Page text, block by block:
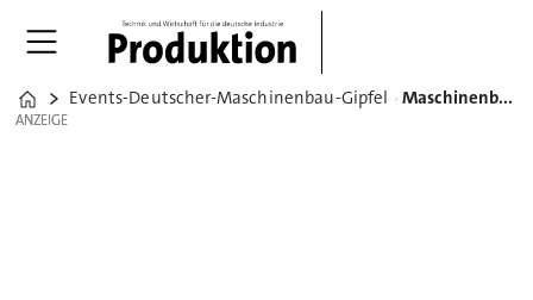
Home
Events-Deutscher-Maschinenbau-Gipfel Maschinenbau: Wie ein Datenökosystem funktionieren kann
ANZEIGE
ANZEIGE